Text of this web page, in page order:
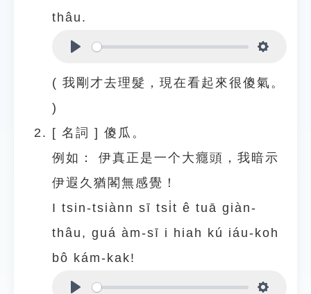
thâu.
( 我剛才去理髮，現在看起來很傻氣。
)
[ 名詞 ] 傻瓜。
例如：
伊真正是一个大癮頭，我暗示
伊遐久猶閣無感覺！
I tsin-tsiànn sī tsi̍t ê tuā giàn-
thâu, guá àm-sī i hiah kú iáu-koh
bô kám-kak!